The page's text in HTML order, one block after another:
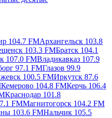
104.7 FMАрхангельск 103.8
103.3 FMБратск 104.1
107.0 FMВладикавказ 107.9
97.1 FMГлазов 99.9
100.5 FMИркутск 87.6
Кемерово 104.8 FMКерчь 106.4
Краснодар 101.8
FMМагнитогорск 104.2 FM
103.6 FMНальчик 105.5